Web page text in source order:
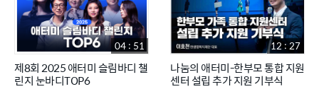
제8회 2025 애터미 슬림바디 챌
린지 눈바디TOP6
04 : 51
나눔의 애터미-한부모 통합 지원
센터 설립 추가 지원 기부식
12 : 27